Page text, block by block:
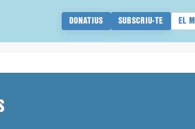
DONATIUS SUBSCRIU-TE EL